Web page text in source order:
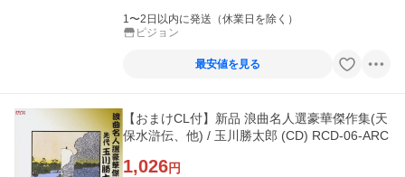
1〜2日以内に発送（休業日を除く）
ピジョン
最安値を見る
【おまけCL付】新品 浪曲名人選豪華傑作集(天
保水滸伝、他) / 玉川勝太郎 (CD) RCD-06-ARC
1,026円